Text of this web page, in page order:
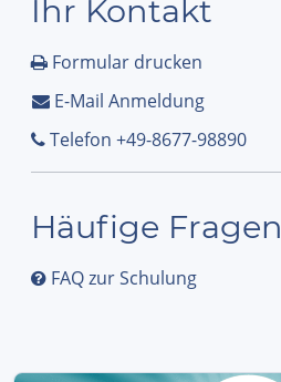
Ihr Kontakt
Formular drucken
E-Mail Anmeldung
Telefon +49-8677-98890
Häufige Fragen
FAQ zur Schulung